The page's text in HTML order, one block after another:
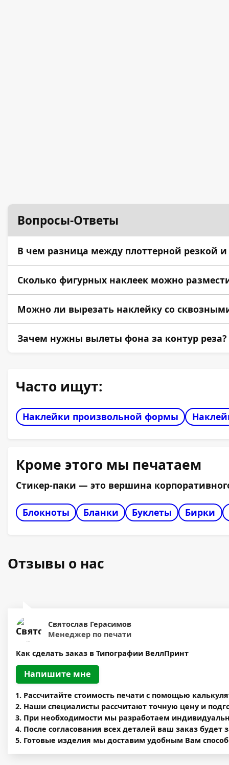
Вопросы-Ответы
В чем разница между плоттерной резкой
Плоттерная резка (надсечка) делается
Сколько фигурных наклеек можно
Ограничений нет, все зависит от размера
Можно ли вырезать наклейку со
Да, плоттер может вырезать внутренние
Зачем нужны вылеты фона за контур реза?
Часто ищут:
Наклейки произвольной формы
Кроме этого мы печатаем
Стикер-паки — это вершина
Блокноты Бланки Буклеты Бирки
Отзывы о нас
Святослав Герасимов
Менеджер по печати
Напишите мне
Как сделать заказ в Типографии ВеллПринт
Рассчитайте стоимость печати c помощью
Наши специалисты рассчитают точную цену и
При необходимости мы разработаем
После согласования всех деталей ваш заказ будет
Готовые изделия мы доставим удобным Вам